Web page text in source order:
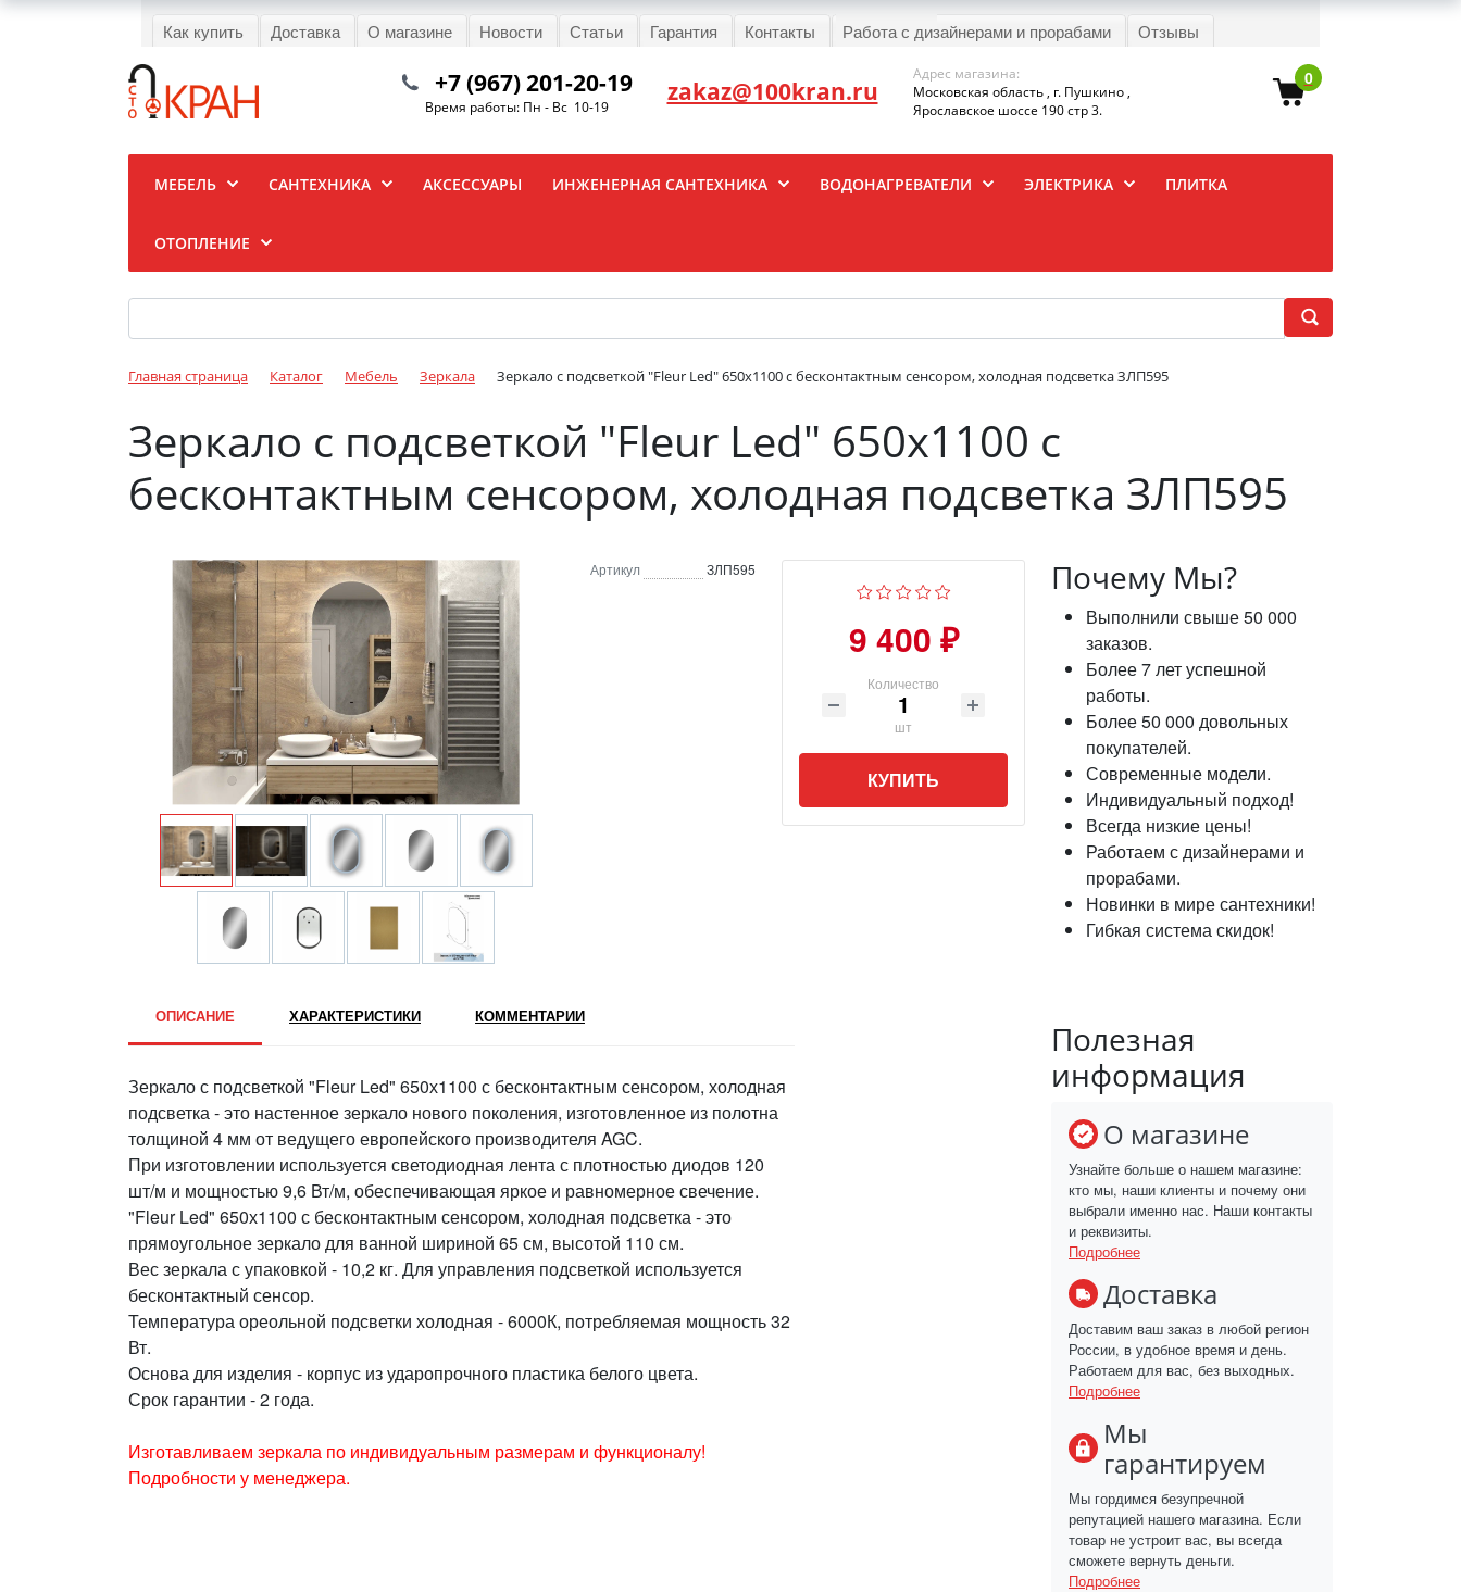
Как купить Доставка О магазине Новости Статьи Гарантия Контакты Работа с дизайнерами и прорабами Отзывы
0
+7 (967) 201-20-19
Время работы: Пн - Вс 10-19 zakaz@100kran.ru
Адрес магазина:
Московская область , г. Пушкино ,
Ярославское шоссе 190 стр 3.
МЕБЕЛЬ САНТЕХНИКА АКСЕССУАРЫ ИНЖЕНЕРНАЯ САНТЕХНИКА ВОДОНАГРЕВАТЕЛИ ЭЛЕКТРИКА ПЛИТКА
ОТОПЛЕНИЕ
Главная страница Каталог Мебель Зеркала Зеркало с подсветкой "Fleur Led" 650х1100 с бесконтактным сенсором, холодная подсветка ЗЛП595
Зеркало с подсветкой "Fleur Led" 650х1100 с
бесконтактным сенсором, холодная подсветка ЗЛП595
Артикул ЗЛП595
9 400 ₽
Количество
шт
КУПИТЬ
ОПИСАНИЕ ХАРАКТЕРИСТИКИ КОММЕНТАРИИ
Зеркало с подсветкой "Fleur Led" 650х1100 с бесконтактным сенсором, холодная
подсветка - это настенное зеркало нового поколения, изготовленное из полотна
толщиной 4 мм от ведущего европейского производителя AGC.
При изготовлении используется светодиодная лента с плотностью диодов 120
шт/м и мощностью 9,6 Вт/м, обеспечивающая яркое и равномерное свечение.
"Fleur Led" 650х1100 с бесконтактным сенсором, холодная подсветка - это
прямоугольное зеркало для ванной шириной 65 см, высотой 110 см.
Вес зеркала с упаковкой - 10,2 кг. Для управления подсветкой используется
бесконтактный сенсор.
Температура ореольной подсветки холодная - 6000К, потребляемая мощность 32
Вт.
Основа для изделия - корпус из ударопрочного пластика белого цвета.
Срок гарантии - 2 года.
Изготавливаем зеркала по индивидуальным размерам и функционалу!
Подробности у менеджера.
Почему Мы?
Выполнили свыше 50 000
заказов.
Более 7 лет успешной
работы.
Более 50 000 довольных
покупателей.
Современные модели.
Индивидуальный подход!
Всегда низкие цены!
Работаем с дизайнерами и
прорабами.
Новинки в мире сантехники!
Гибкая система скидок!
Полезная
информация
О магазине
Узнайте больше о нашем магазине:
кто мы, наши клиенты и почему они
выбрали именно нас. Наши контакты
и реквизиты.
Подробнее
Доставка
Доставим ваш заказ в любой регион
России, в удобное время и день.
Работаем для вас, без выходных.
Подробнее
Мы
гарантируем
Мы гордимся безупречной
репутацией нашего магазина. Если
товар не устроит вас, вы всегда
сможете вернуть деньги.
Подробнее